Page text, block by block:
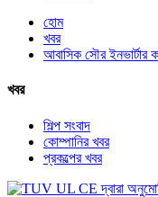
হোম
খবর
আবাসিক সৌর ইনভার্টার
খবর
শিল্প সংবাদ
কোম্পানির খবর
প্রকল্পের খবর